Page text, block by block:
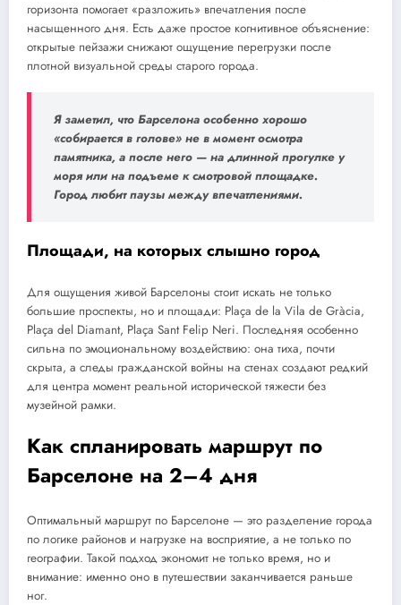
горизонта помогает «разложить» впечатления после
насыщенного дня. Есть даже простое когнитивное объяснение:
открытые пейзажи снижают ощущение перегрузки после
плотной визуальной среды старого города.
Я заметил, что Барселона особенно хорошо
«собирается в голове» не в момент осмотра
памятника, а после него — на длинной прогулке у
моря или на подъеме к смотровой площадке.
Город любит паузы между впечатлениями.
Площади, на которых слышно город
Для ощущения живой Барселоны стоит искать не только
большие проспекты, но и площади: Plaça de la Vila de Gràcia,
Plaça del Diamant, Plaça Sant Felip Neri. Последняя особенно
сильна по эмоциональному воздействию: она тиха, почти
скрыта, а следы гражданской войны на стенах создают редкий
для центра момент реальной исторической тяжести без
музейной рамки.
Как спланировать маршрут по
Барселоне на 2–4 дня
Оптимальный маршрут по Барселоне — это разделение города
по логике районов и нагрузке на восприятие, а не только по
географии. Такой подход экономит не только время, но и
внимание: именно оно в путешествии заканчивается раньше
ног.